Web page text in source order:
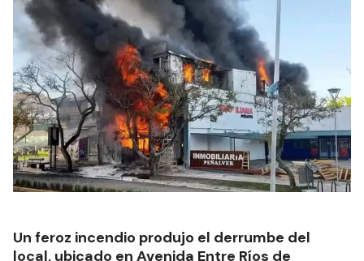
Un feroz incendio produjo el derrumbe del
local, ubicado en Avenida Entre Ríos de